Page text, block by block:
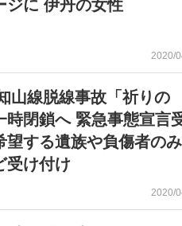
ジに 伊丹の女性
2020/
山線脱線事故「祈りの
時閉鎖へ 緊急事態宣言
する遺族や負傷者の
受け付け
2020/